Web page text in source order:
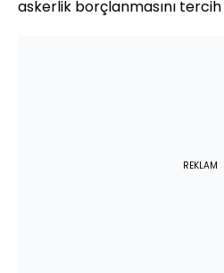
askerlik borçlanmasını
REKLAM